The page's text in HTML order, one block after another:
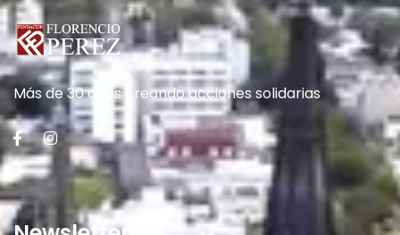
Más de 30 años creando acciones solidarias